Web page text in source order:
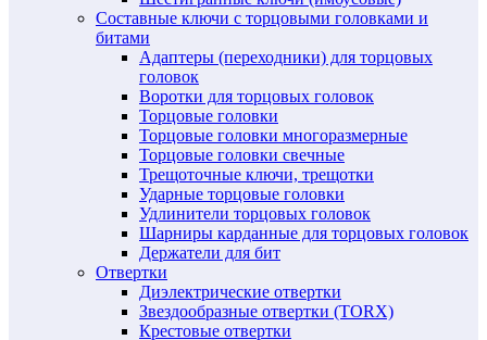
Составные ключи с торцовыми головками и
битами
Адаптеры (переходники) для торцовых
головок
Воротки для торцовых головок
Торцовые головки
Торцовые головки многоразмерные
Торцовые головки свечные
Трещоточные ключи, трещотки
Ударные торцовые головки
Удлинители торцовых головок
Шарниры карданные для торцовых головок
Держатели для бит
Отвертки
Диэлектрические отвертки
Звездообразные отвертки (TORX)
Крестовые отвертки